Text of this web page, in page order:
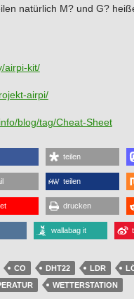
natürlich M? und G?
airpi-kit/
airpi/
blog/tag/Cheat-Sheet
teilen
teilen
drucken
wallabag it
CO DHT22 LDR
WETTERSTATION